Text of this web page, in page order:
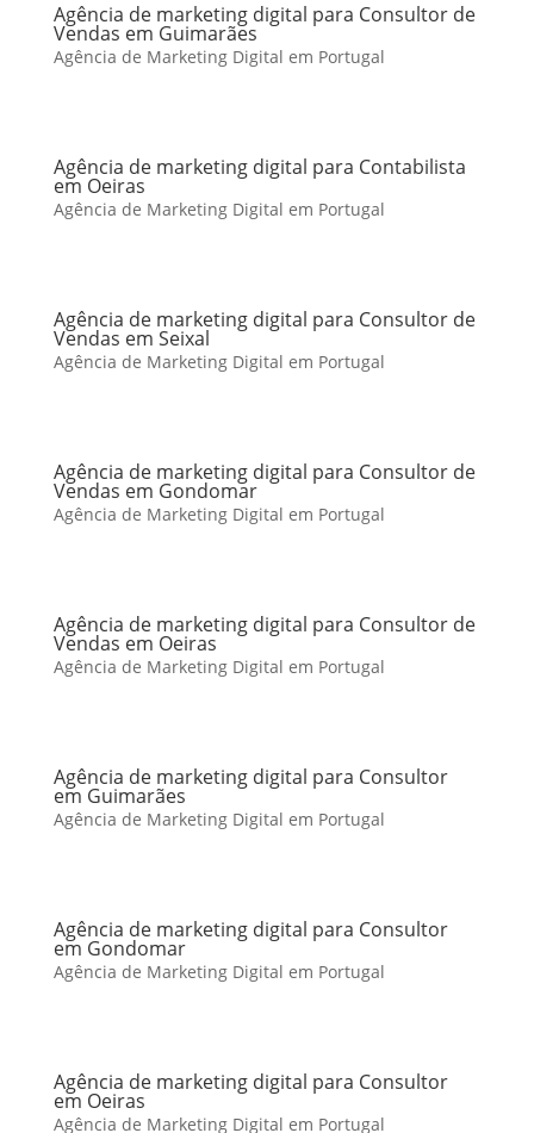
Agência de marketing digital para Consultor de
Vendas em Guimarães
Agência de Marketing Digital em Portugal
Agência de marketing digital para Contabilista
em Oeiras
Agência de Marketing Digital em Portugal
Agência de marketing digital para Consultor de
Vendas em Seixal
Agência de Marketing Digital em Portugal
Agência de marketing digital para Consultor de
Vendas em Gondomar
Agência de Marketing Digital em Portugal
Agência de marketing digital para Consultor de
Vendas em Oeiras
Agência de Marketing Digital em Portugal
Agência de marketing digital para Consultor
em Guimarães
Agência de Marketing Digital em Portugal
Agência de marketing digital para Consultor
em Gondomar
Agência de Marketing Digital em Portugal
Agência de marketing digital para Consultor
em Oeiras
Agência de Marketing Digital em Portugal